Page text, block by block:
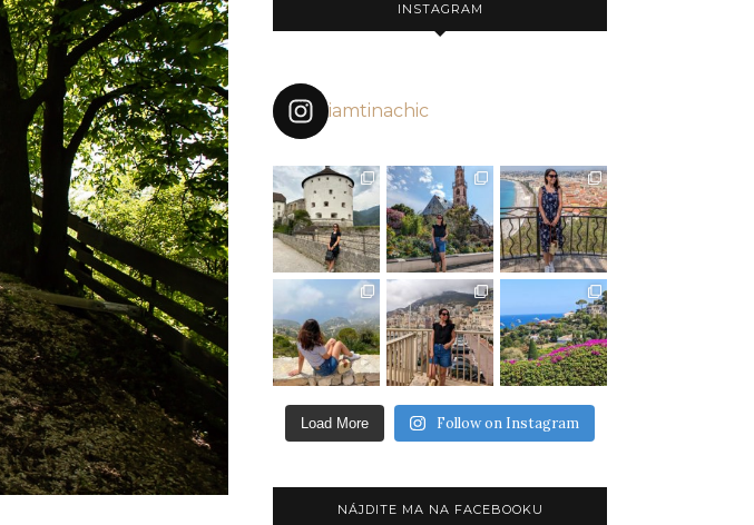
INSTAGRAM
iamtinachic
Load More Follow on Instagram
NÁJDITE MA NA FACEBOOKU